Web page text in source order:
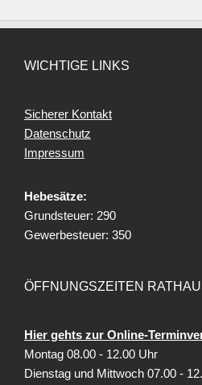
WICHTIGE LINKS
Sicherer Kontakt
Datenschutz
Impressum
Hebesätze:
Grundsteuer: 290
Gewerbesteuer: 350
ÖFFNUNGSZEITEN
Hier gehts zur Online-
Montag 08.00 - 12.00 Uhr
Dienstag und Mittwoch 07.00 -